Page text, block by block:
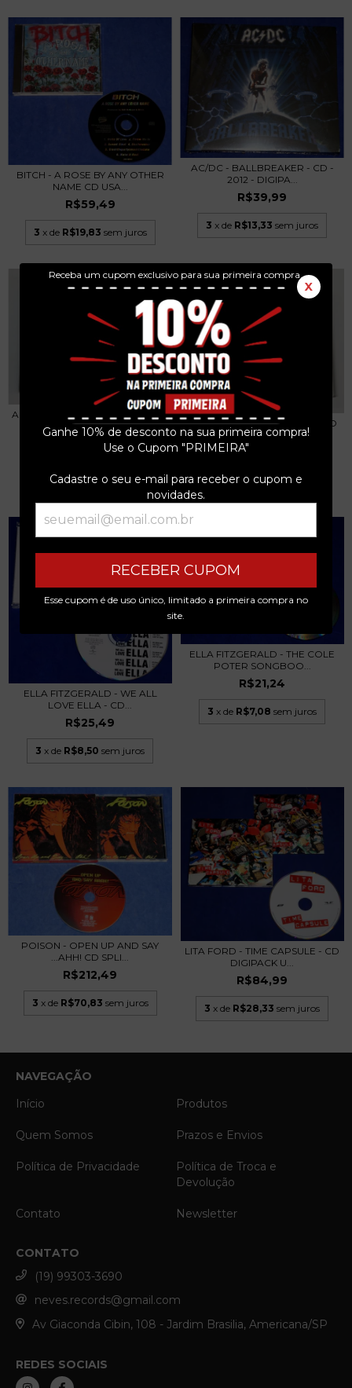
Receba um cupom exclusivo para sua primeira compra.
X
Ganhe 10% de desconto na sua primeira compra!
Use o Cupom "PRIMEIRA"
Cadastre o seu e-mail para receber o cupom e
novidades.
RECEBER CUPOM
Esse cupom é de uso único, limitado a primeira compra no
site.
BITCH - A ROSE BY ANY OTHER
NAME CD USA...
R$59,49
3 x de R$19,83 sem juros
AC/DC - BALLBREAKER - CD -
2012 - DIGIPA...
R$39,99
3 x de R$13,33 sem juros
AC/DC - FLY ON THE WALL - CD -
2003 DIGI...
R$29,99
x de R$10,00
AC/DC - HARD AS A ROCK - CD
SINGLE + POS...
R$89,99
3 x deR$30,00 sem juros
ELLA FITZGERALD - WE ALL
LOVE ELLA - CD...
R$25,49
3 x de R$8,50 sem juros
ELLA FITZGERALD - THE COLE
POTER SONGBOO...
R$21,24
3 x de R$7,08 sem juros
POISON - OPEN UP AND SAY
...AHH! CD SPLI...
R$212,49
3 x de R$70,83 sem juros
LITA FORD - TIME CAPSULE - CD
DIGIPACK U...
R$84,99
3 x de R$28,33 sem juros
NAVEGAÇÃO
Início
Produtos
Quem Somos Prazos e Envios
Política de Privacidade
Política de Troca e
Devolução
Contato Newsletter
CONTATO
(19) 99303-3690
neves.records@gmail.com
Av Giaconda Cibin, 108 - Jardim Brasilia, Americana/SP
REDES SOCIAIS